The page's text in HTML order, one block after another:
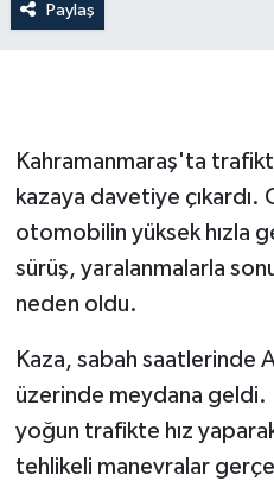
Paylaş
Kahramanmaraş'ta
kazaya davetiye çıkardı.
otomobilin yüksek hızla
sürüş, yaralanmalarla
neden oldu.
Kaza, sabah saatlerinde
üzerinde meydana geldi.
yoğun trafikte hız
tehlikeli manevralar
ROPORTAJ
KADIN-AİLE
YEREL YÖNETİM
MEDYA
ÜÇÜNCÜ SAYFA